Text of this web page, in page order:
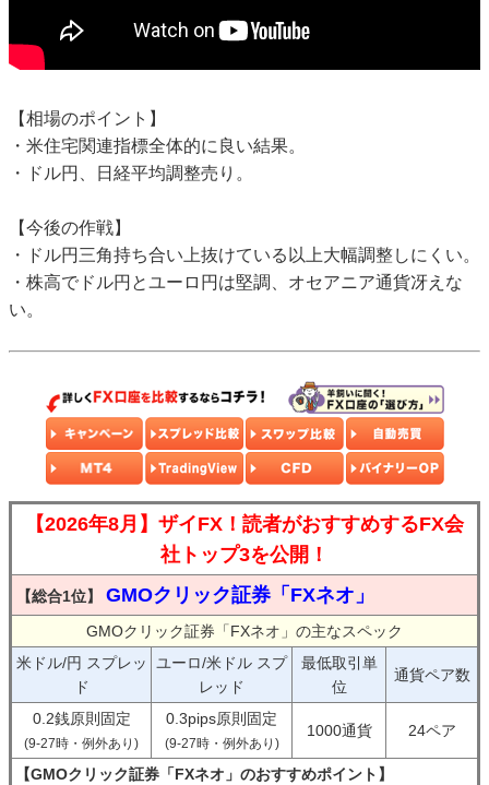
【相場のポイント】
・米住宅関連指標全体的に良い結果。
・ドル円、日経平均調整売り。
【今後の作戦】
・ドル円三角持ち合い上抜けている以上大幅調整しにくい。
・株高でドル円とユーロ円は堅調、オセアニア通貨冴えな
い。
【2026年8月】ザイFX！読者がおすすめするFX会
社トップ3を公開！
【総合1位】 GMOクリック証券「FXネオ」
GMOクリック証券「FXネオ」の主なスペック
米ドル/円 スプレッ
ド
ユーロ/米ドル スプ
レッド
最低取引単
位
通貨ペア数
0.2銭原則固定
(9-27時・例外あり)
0.3pips原則固定
(9-27時・例外あり)
1000通貨 24ペア
【GMOクリック証券「FXネオ」のおすすめポイント】